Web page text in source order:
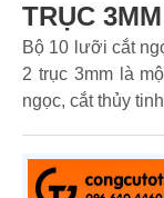
TRỤC 3MM
Bộ 10 lưỡi cắt
2 trục 3mm là
ngọc, cắt thủy